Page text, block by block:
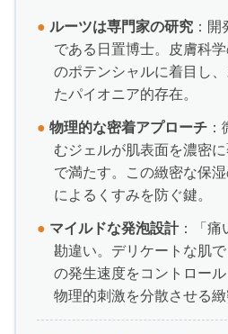
● ルーツは専門家の研究 ：
である日置博士。皮膚科
のポテンシャルに着目し
たパイオニア的存在。
● 物理的な密着アプローチ
むジェルが肌表面を濃密
で満たす。この緻密な保
によるくすみを防ぐ鍵。
● マイルドな発泡設計：「痛
勘違い。デリケートな肌
の発生速度をコントロー
物理的刺激を分散させる緻